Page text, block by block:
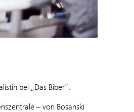
bei „Das Biber“.
– von Bosanski